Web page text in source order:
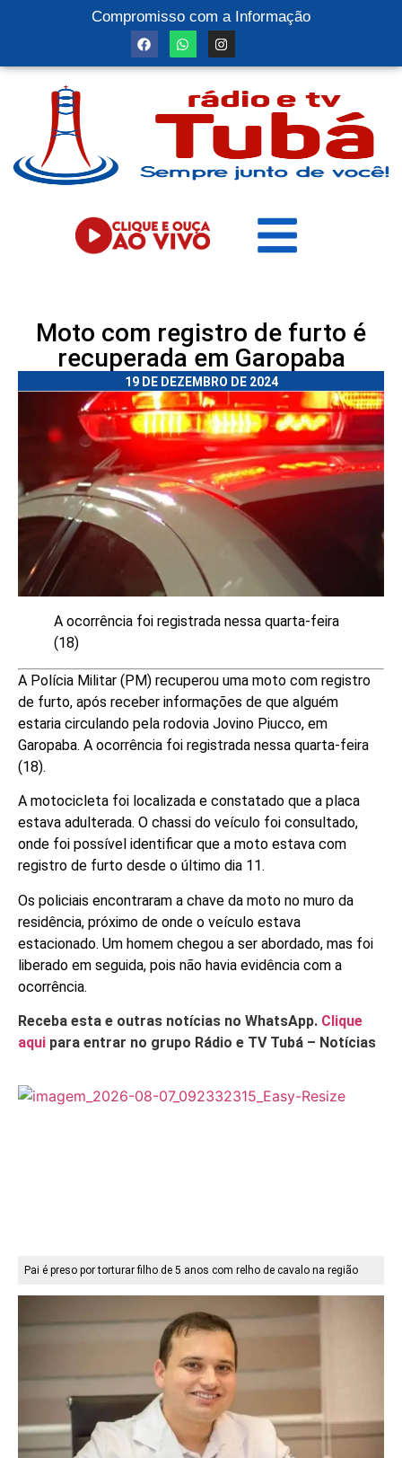
Compromisso com a Informação
Moto com registro de furto é
recuperada em Garopaba
19 DE DEZEMBRO DE 2024
A ocorrência foi registrada nessa quarta-feira
(18)
A Polícia Militar (PM) recuperou uma moto com registro
de furto, após receber informações de que alguém
estaria circulando pela rodovia Jovino Piucco, em
Garopaba. A ocorrência foi registrada nessa quarta-feira
(18).
A motocicleta foi localizada e constatado que a placa
estava adulterada. O chassi do veículo foi consultado,
onde foi possível identificar que a moto estava com
registro de furto desde o último dia 11.
Os policiais encontraram a chave da moto no muro da
residência, próximo de onde o veículo estava
estacionado. Um homem chegou a ser abordado, mas foi
liberado em seguida, pois não havia evidência com a
ocorrência.
Receba esta e outras notícias no WhatsApp. Clique
aqui para entrar no grupo Rádio e TV Tubá – Notícias
Pai é preso por torturar filho de 5 anos com relho de cavalo na região